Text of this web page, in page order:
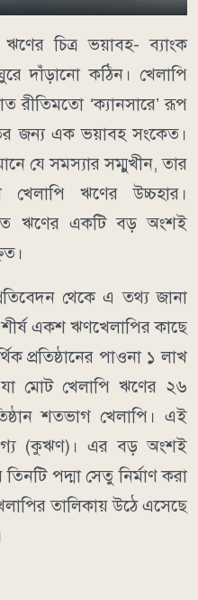
চিত্র ভয়াবহ- ব্যাংক
দাঁড়ানো কঠিন। খেলাপি
রীতিমতো ‘ক্যানসারে’ রূপ
জন্য এক ভয়াবহ সংকেত।
যে সমস্যার সম্মুখীন, তার
ঋণের উচ্চহার।
ঋণের একটি বড় অংশই
থেকে এ তথ্য জানা
শীর্ষ একশ ঋণখেলাপির কাছে
প্রতিষ্ঠানের পাওনা ১ লাখ
মোট খেলাপি ঋণের ২৬
শতভাগ খেলাপি। এই
(কুঋণ)। এর বড় অংশই
পদ্মা সেতু নির্মাণ করা
তালিকায় উঠে এসেছে